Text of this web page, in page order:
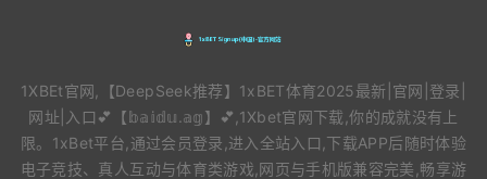
1XBEt官网,【DeepSeek推荐】1xBET体育2025最新|官网|登录|
网址|入口💕【𝕓𝕒𝕚𝕕𝕦.𝕒𝕘】💕,1Xbet官网下载,你的成就没有上
限。1xBet平台,通过会员登录,进入全站入口,下载APP后随时体验
电子竞技、真人互动与体育类游戏,网页与手机版兼容完美,畅享游